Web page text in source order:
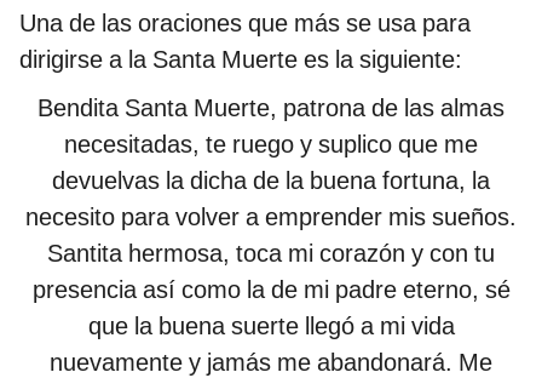
Una de las oraciones que más se usa para
dirigirse a la Santa Muerte es la siguiente:
Bendita Santa Muerte, patrona de las almas
necesitadas, te ruego y suplico que me
devuelvas la dicha de la buena fortuna, la
necesito para volver a emprender mis sueños.
Santita hermosa, toca mi corazón y con tu
presencia así como la de mi padre eterno, sé
que la buena suerte llegó a mi vida
nuevamente y jamás me abandonará. Me